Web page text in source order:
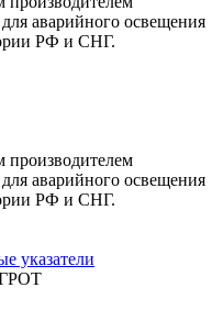
аварийного освещения
РФ и СНГ.
аварийного освещения
РФ и СНГ.
указатели
ГРОТ